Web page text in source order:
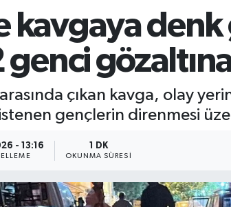
kavgaya denk
genci
çıkan kavga, olay
gençlerin direnmesi
- 13:16 1 DK
OKUNMA SÜRESI